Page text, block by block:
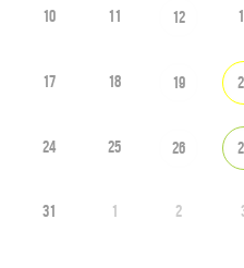
10 11 12
17 18 19
24 25 26
31 1 2